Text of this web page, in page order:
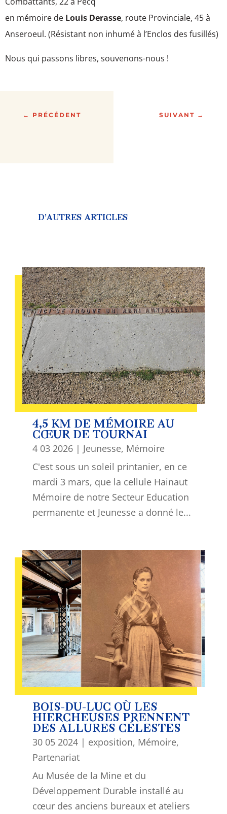
en mémoire de Louis Derasse, route Provinciale, 45 à
Anseroeul. (Résistant non inhumé à l’Enclos des fusillés)
Nous qui passons libres, souvenons-nous !
← PRÉCÉDENT SUIVANT →
D’AUTRES ARTICLES
4,5 KM DE MÉMOIRE AU
CŒUR DE TOURNAI
4 03 2026| Jeunesse, Mémoire
C'est sous un soleil printanier, en ce
mardi 3 mars, que la cellule Hainaut
Mémoire de notre Secteur Education
permanente et Jeunesse a donné le...
BOIS-DU-LUC OÙ LES
HIERCHEUSES PRENNENT
DES ALLURES CÉLESTES
30 05 2024| exposition, Mémoire,
Partenariat
Au Musée de la Mine et du
Développement Durable installé au
cœur des anciens bureaux et ateliers